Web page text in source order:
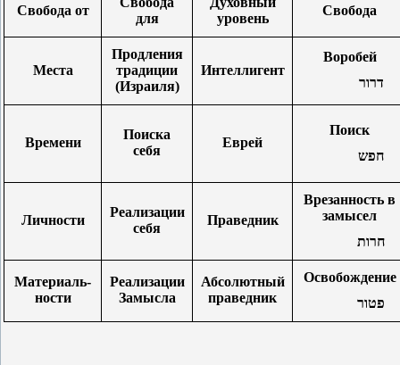
Свобода от
для
уровень
Свобода
Места
Продления
традиции
(Израиля)
Интеллигент
Воробей
דרור
Времени
Поиска
себя
Еврей
Поиск
חפש
Личности
Реализации
себя
Праведник
Врезанность в
замысел
חרות
Материаль-
ности
Реализации
Замысла
Абсолютный
праведник
Освобождение
פטור